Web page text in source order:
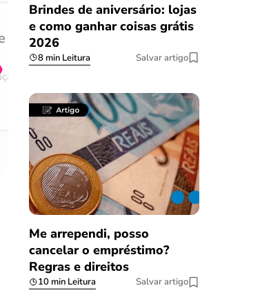
Achei muito rápido,
burocracia
08/03/2023
Brindes de aniversário: lojas
e como ganhar coisas grátis
2026
8 min Leitura Salvar artigo
Me arrependi, posso
cancelar o empréstimo?
Regras e direitos
10 min Leitura Salvar artigo